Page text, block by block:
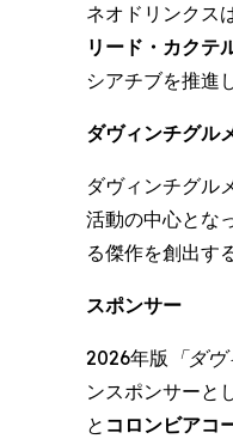
ネオドリンクス
リード・カクテ
シアチブを推進
ダヴィンチグル
ダヴィンチグル
活動の中心とな
る傑作を創出す
スポンサー
2026年版 「ダ
ンスポンサーと
と コロンビアコ